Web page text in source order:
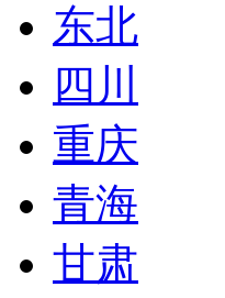
东北
四川
重庆
青海
甘肃